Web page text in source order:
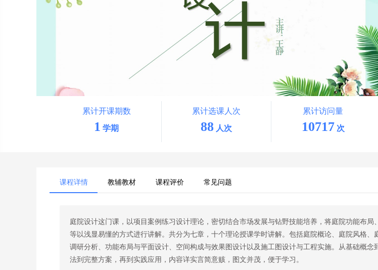
累计开课期数
1 学期
累计选课人次
88 人次
累计访问量
10717 次
课程详情 教辅教材 课程评价 常见问题
庭院设计这门课，以项目案例练习设计理论，密切结合市场发展与钻野技能培养，将庭院功能布局
等以浅显易懂的方式进行讲解。共分为七章，十个理论授课学时讲解。包括庭院概论、庭院风格、
调研分析、功能布局与平面设计、空间构成与效果图设计以及施工图设计与工程实施。从基础概念
法到完整方案，再到实践应用，内容详实言简意赅，图文并茂，便于学习。